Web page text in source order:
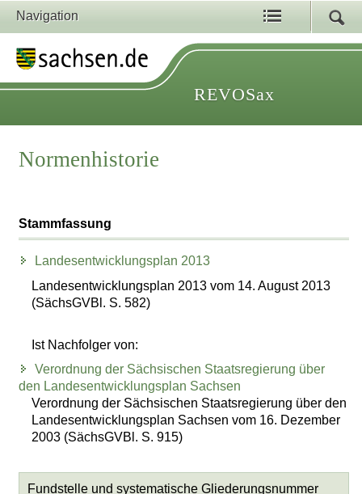
Navigation
REVOSax
Normenhistorie
Stammfassung
Landesentwicklungsplan 2013
Landesentwicklungsplan 2013 vom 14. August 2013
(SächsGVBl. S. 582)
Ist Nachfolger von:
Verordnung der Sächsischen Staatsregierung über
den Landesentwicklungsplan Sachsen
Verordnung der Sächsischen Staatsregierung über den
Landesentwicklungsplan Sachsen vom 16. Dezember
2003 (SächsGVBl. S. 915)
Fundstelle und systematische Gliederungsnummer